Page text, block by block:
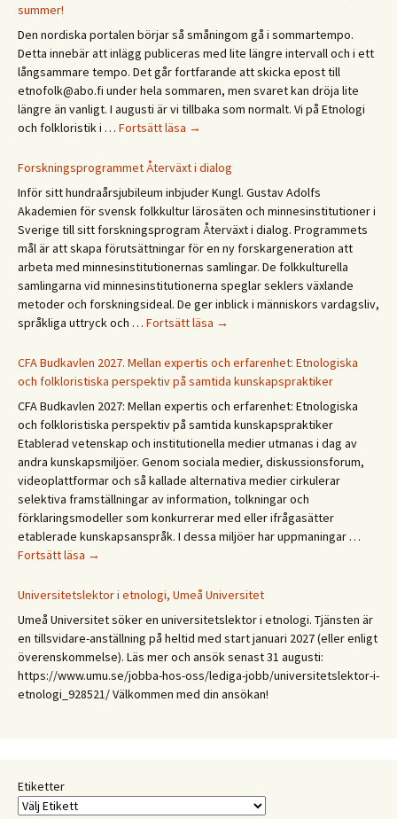
/
summer!
Den nordiska portalen börjar så småningom gå i sommartempo.
Detta innebär att inlägg publiceras med lite längre intervall och i ett
långsammare tempo. Det går fortfarande att skicka epost till
etnofolk@abo.fi under hela sommaren, men svaret kan dröja lite
längre än vanligt. I augusti är vi tillbaka som normalt. Vi på Etnologi
och folkloristik i … Fortsätt läsa Glad
God
Gleðilegt
sumar!
Hyvää
kesää!
Happy
summer!
→
Forskningsprogrammet Återväxt i dialog
Inför sitt hundraårsjubileum inbjuder Kungl. Gustav Adolfs
Akademien för svensk folkkultur lärosäten och minnesinstitutioner i
Sverige till sitt forskningsprogram Återväxt i dialog. Programmets
mål är att skapa förutsättningar för en ny forskargeneration att
arbeta med minnesinstitutionernas samlingar. De folkkulturella
samlingarna vid minnesinstitutionerna speglar seklers växlande
metoder och forskningsideal. De ger inblick i människors vardagsliv,
språkliga uttryck och … Fortsätt läsa Forskningsprogrammet
i
dialog
→
CFA Budkavlen 2027. Mellan expertis och erfarenhet: Etnologiska
och folkloristiska perspektiv på samtida kunskapspraktiker
CFA Budkavlen 2027: Mellan expertis och erfarenhet: Etnologiska
och folkloristiska perspektiv på samtida kunskapspraktiker
Etablerad vetenskap och institutionella medier utmanas i dag av
andra kunskapsmiljöer. Genom sociala medier, diskussionsforum,
videoplattformar och så kallade alternativa medier cirkulerar
selektiva framställningar av information, tolkningar och
förklaringsmodeller som konkurrerar med eller ifrågasätter
etablerade kunskapsanspråk. I dessa miljöer har uppmaningar …
Fortsätt läsa CFA
2027.
expertis
och
erfarenhet:
Etnologiska
och
kunskapspraktiker
→
Universitetslektor i etnologi, Umeå Universitet
Umeå Universitet söker en universitetslektor i etnologi. Tjänsten är
en tillsvidare-anställning på heltid med start januari 2027 (eller enligt
överenskommelse). Läs mer och ansök senast 31 augusti:
https://www.umu.se/jobba-hos-oss/lediga-jobb/universitetslektor-i-
etnologi_928521/ Välkommen med din ansökan!
Etiketter